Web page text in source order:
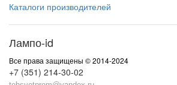
Каталоги производителей
Лампо-id
Все права защищены © 2014-2024
+7 (351) 214-30-02